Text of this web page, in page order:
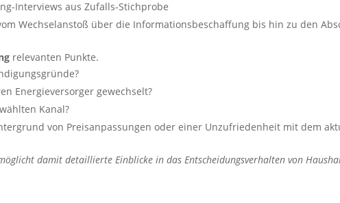
Interviews aus Zufalls-Stichprobe
Wechselanstoß über die Informationsbeschaffung bis hin zu den
relevanten Punkte.
Energieversorger gewechselt?
Kanal?
von Preisanpassungen oder einer Unzufriedenheit mit dem
damit detaillierte Einblicke in das Entscheidungsverhalten von